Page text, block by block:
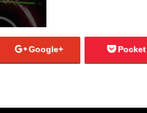
Google+ Pocket